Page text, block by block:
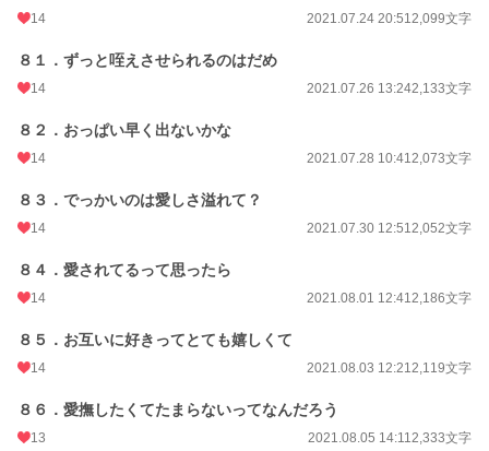
14 2021.07.24 20:512,099文字
８１．ずっと咥えさせられるのはだめ
14 2021.07.26 13:242,133文字
８２．おっぱい早く出ないかな
14 2021.07.28 10:412,073文字
８３．でっかいのは愛しさ溢れて？
14 2021.07.30 12:512,052文字
８４．愛されてるって思ったら
14 2021.08.01 12:412,186文字
８５．お互いに好きってとても嬉しくて
14 2021.08.03 12:212,119文字
８６．愛撫したくてたまらないってなんだろう
13 2021.08.05 14:112,333文字